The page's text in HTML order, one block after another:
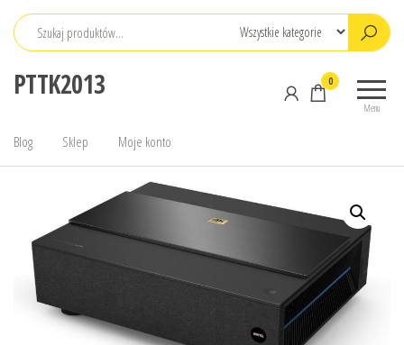
Przejdź
PTTK2013
Menu
0
Blog Sklep Moje konto